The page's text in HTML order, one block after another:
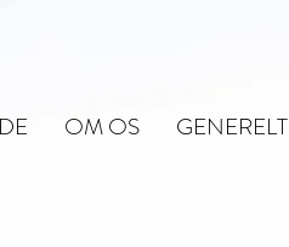
OM OS GENERELT